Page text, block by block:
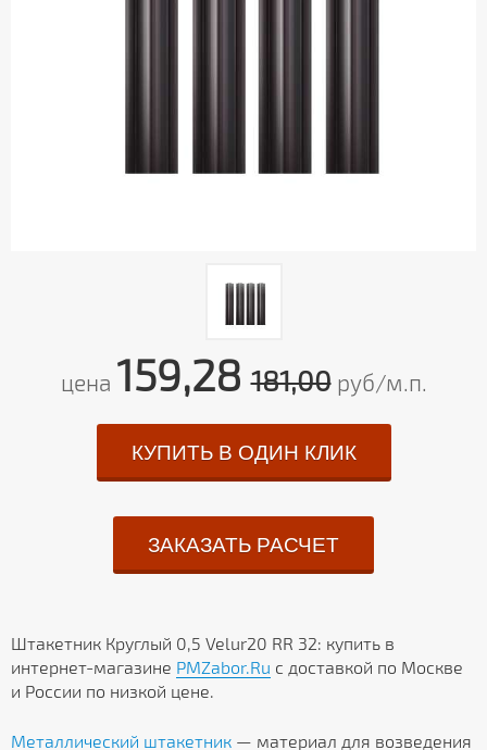
цена 159,28181,00руб/м.п.
КУПИТЬ В ОДИН КЛИК
ЗАКАЗАТЬ РАСЧЕТ
Штакетник Круглый 0,5 Velur20 RR 32: купить в
интернет-магазине PMZabor.Ru с доставкой по Москве
и России по низкой цене.
Металлический штакетник — материал для возведения